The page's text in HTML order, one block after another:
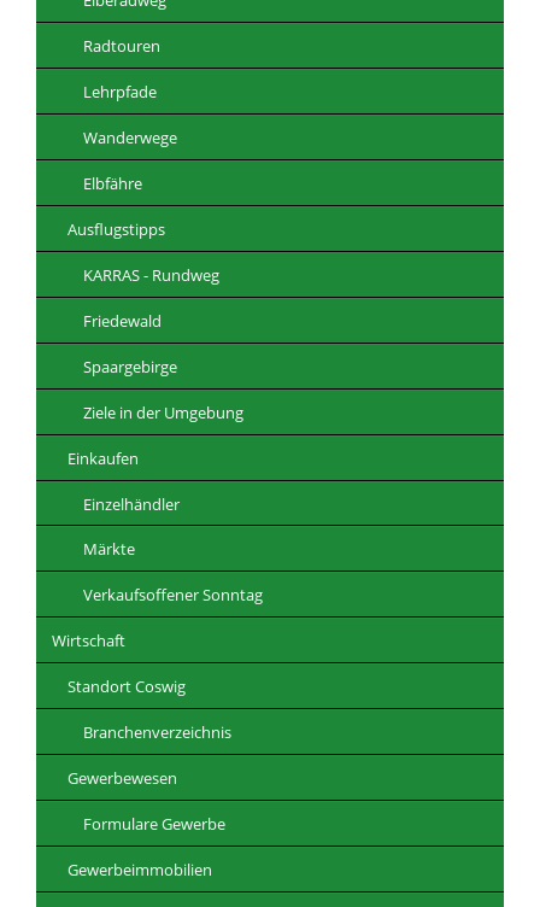
Radtouren
Lehrpfade
Wanderwege
Elbfähre
Ausflugstipps
KARRAS - Rundweg
Friedewald
Spaargebirge
Ziele in der Umgebung
Einkaufen
Einzelhändler
Märkte
Verkaufsoffener Sonntag
Wirtschaft
Standort Coswig
Branchenverzeichnis
Gewerbewesen
Formulare Gewerbe
Gewerbeimmobilien